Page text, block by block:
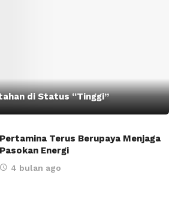
di Status “Tinggi”
Pertamina Terus Berupaya Menjaga
Pasokan Energi
4 bulan ago